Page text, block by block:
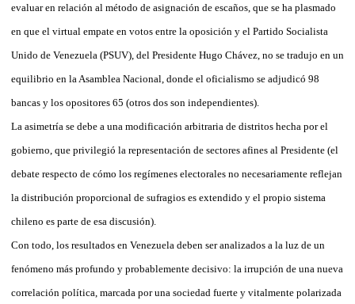
evaluar en relación al método de asignación de escaños, que se ha plasmado
en que el virtual empate en votos entre la oposición y el Partido Socialista
Unido de Venezuela (PSUV), del Presidente Hugo Chávez, no se tradujo en un
equilibrio en la Asamblea Nacional, donde el oficialismo se adjudicó 98
bancas y los opositores 65 (otros dos son independientes).
La asimetría se debe a una modificación arbitraria de distritos hecha por el
gobierno, que privilegió la representación de sectores afines al Presidente (el
debate respecto de cómo los regímenes electorales no necesariamente reflejan
la distribución proporcional de sufragios es extendido y el propio sistema
chileno es parte de esa discusión).
Con todo, los resultados en Venezuela deben ser analizados a la luz de un
fenómeno más profundo y probablemente decisivo: la irrupción de una nueva
correlación política, marcada por una sociedad fuerte y vitalmente polarizada